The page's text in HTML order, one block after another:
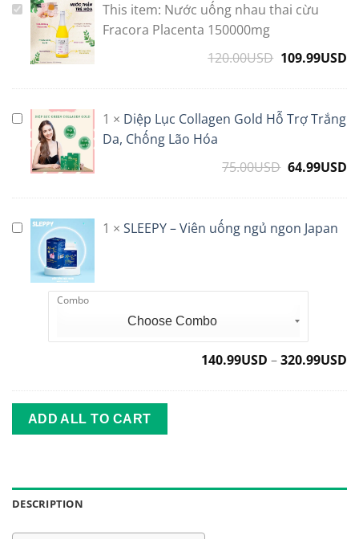
Nước
uống
nhau
thai
Placenta
150000mg
This item: Nước uống nhau thai cừu
Fracora Placenta 150000mg
120.00USD 109.99USD
Diệp
Lục
Collagen
Gold
Trắng
Chống
Lão
1 × Diệp Lục Collagen Gold Hỗ Trợ Trắng
Da, Chống Lão Hóa
75.00USD Original
75.00USD.
64.99USD
SLEEPY
uống
1 × SLEEPY – Viên uống ngủ ngon Japan
Combo
140.99USD –320.99USD
ADD ALL TO CART
DESCRIPTION